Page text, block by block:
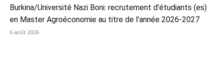
Burkina/Université Nazi Boni: recrutement d’étudiants (es)
en Master Agroéconomie au titre de l’année 2026-2027
6 août 2026